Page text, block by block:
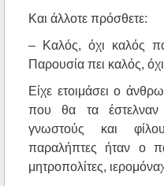
Και άλλοτε πρόσθετε:
– Καλός, όχι καλός
Παρουσία πει καλός,
Είχε ετοιμάσει ο
που θα τα
γνωστούς και
παραλήπτες ήταν ο
μητροπολίτες,